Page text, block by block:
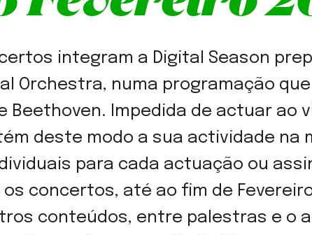
integram a Digital Season
Orchestra, numa programação
Beethoven. Impedida de actuar ao
deste modo a sua actividade na
para cada actuação ou
concertos, até ao fim de
conteúdos, entre palestras e o